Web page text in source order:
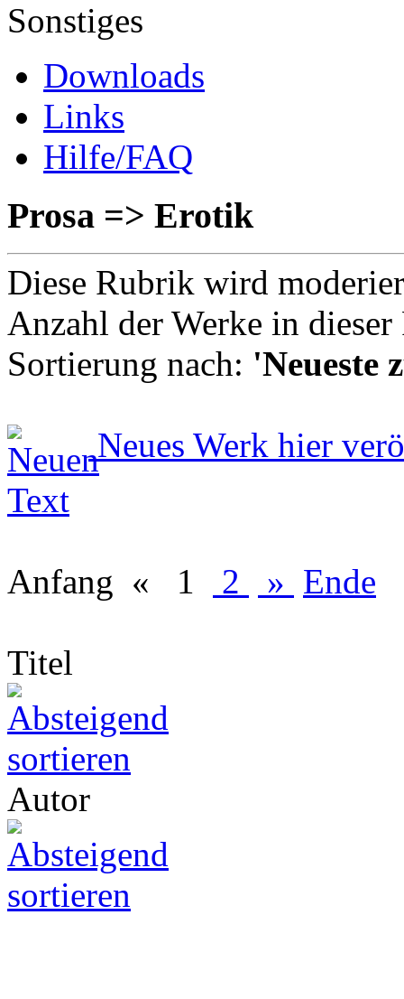
Sonstiges
Downloads
Links
Hilfe/FAQ
Prosa => Erotik
Diese Rubrik wird
Anzahl der Werke in
Sortierung nach: 'Neueste
Neues Werk hier
Anfang « 1 2 » Ende
Titel
Autor